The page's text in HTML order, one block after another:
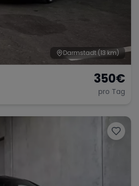
Darmstadt(13 km)
350€
pro Tag